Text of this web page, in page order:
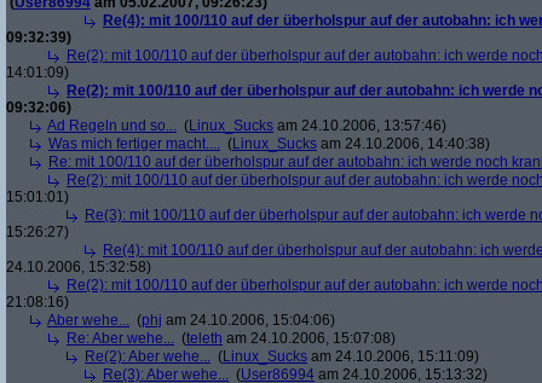
Re(4): mit 100/110 auf der überholspur auf der autobahn: ich
09:32:39)
Re(2): mit 100/110 auf der überholspur auf der autobahn: ich werde
14:01:09)
Re(2): mit 100/110 auf der überholspur auf der autobahn: ich werde
09:32:06)
Ad Regeln und so... (Linux_Sucks am 24.10.2006, 13:57:46)
Was mich fertiger macht.... (Linux_Sucks am 24.10.2006, 14:40:38)
Re: mit 100/110 auf der überholspur auf der autobahn: ich werde noch
Re(2): mit 100/110 auf der überholspur auf der autobahn: ich werde
15:01:01)
Re(3): mit 100/110 auf der überholspur auf der autobahn: ich werde
15:26:27)
Re(4): mit 100/110 auf der überholspur auf der autobahn: ich
24.10.2006, 15:32:58)
Re(2): mit 100/110 auf der überholspur auf der autobahn: ich werde
21:08:16)
Aber wehe... (phj am 24.10.2006, 15:04:06)
Re: Aber wehe... (teleth am 24.10.2006, 15:07:08)
Re(2): Aber wehe... (Linux_Sucks am 24.10.2006, 15:11:09)
Re(3): Aber wehe... (User86994 am 24.10.2006, 15:13:32)